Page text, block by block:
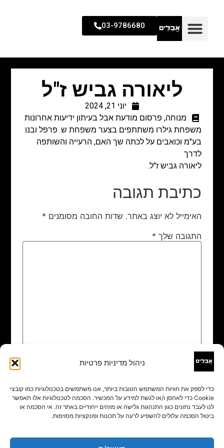
ניהול מדיניות פרטיות
כדי לספק את חוויות המשתמש הטובות ביותר, אנו משתמשים בטכנולוגיות כמו קובצי
Cookie כדי לאחסן ו/או לגשת למידע על המכשיר. הסכמה לטכנולוגיות אלו תאפשר
לנו לעבד נתונים כגון התנהגות גלישה או מזהים ייחודיים באתר זה. אי הסכמה או
ביטול הסכמה עלולים להשפיע לרעה על תכונות ופונקציות מסוימות.
03-9786680
ליאורה גביש ז"ל
יוני 21, 2024
מנוחה, פרסום מודעת אבל בעיתון ידיעות אחרונות
משפחת גילרו משתתפים בצער משפחת ש. פרפל ובנו
בע"מ וכואבים על לכתה שך האם, הרעייה והשותפה
לדרך
ליאורה גביש ז"ל.
כתיבת תגובה
האימייל לא יוצג באתר. שדות החובה מסומנים *
התגובה שלך *
שם
אימייל*